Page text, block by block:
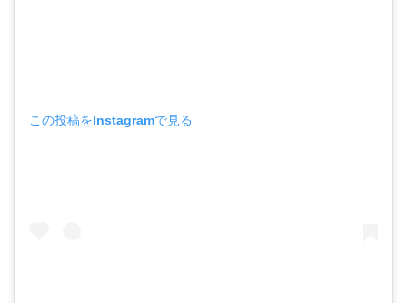
この投稿をInstagramで見る